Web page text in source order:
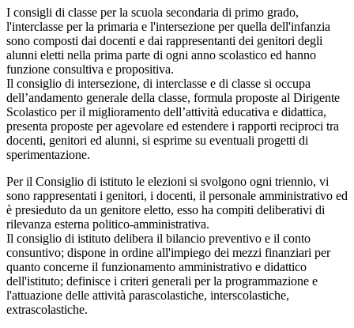
I consigli di classe per la scuola secondaria di primo grado,
l'interclasse per la primaria e l'intersezione per quella dell'infanzia
sono composti dai docenti e dai rappresentanti dei genitori degli
alunni eletti nella prima parte di ogni anno scolastico ed hanno
funzione consultiva e propositiva.
Il consiglio di intersezione, di interclasse e di classe si occupa
dell’andamento generale della classe, formula proposte al Dirigente
Scolastico per il miglioramento dell’attività educativa e didattica,
presenta proposte per agevolare ed estendere i rapporti reciproci tra
docenti, genitori ed alunni, si esprime su eventuali progetti di
sperimentazione.
Per il Consiglio di istituto le elezioni si svolgono ogni triennio, vi
sono rappresentati i genitori, i docenti, il personale amministrativo ed
è presieduto da un genitore eletto, esso ha compiti deliberativi di
rilevanza esterna politico-amministrativa.
Il consiglio di istituto delibera il bilancio preventivo e il conto
consuntivo; dispone in ordine all'impiego dei mezzi finanziari per
quanto concerne il funzionamento amministrativo e didattico
dell'istituto; definisce i criteri generali per la programmazione e
l'attuazione delle attività parascolastiche, interscolastiche,
extrascolastiche.